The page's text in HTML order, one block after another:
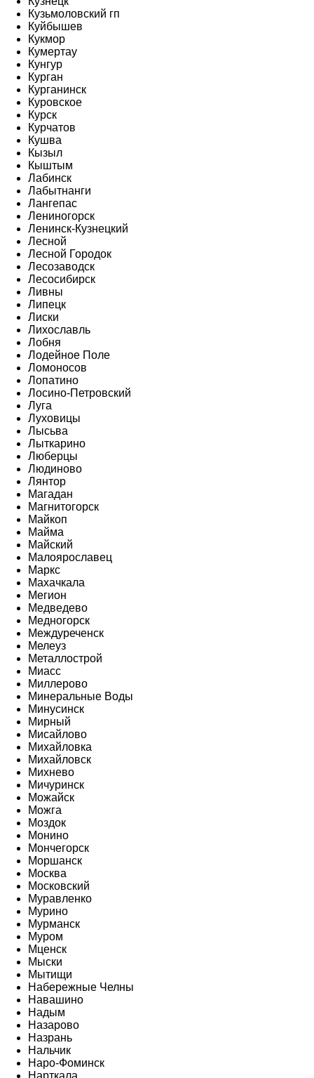
Кузьмоловский гп
Куйбышев
Кукмор
Кумертау
Кунгур
Курган
Курганинск
Куровское
Курск
Курчатов
Кушва
Кызыл
Кыштым
Лабинск
Лабытнанги
Лангепас
Лениногорск
Ленинск-Кузнецкий
Лесной
Лесной Городок
Лесозаводск
Лесосибирск
Ливны
Липецк
Лиски
Лихославль
Лобня
Лодейное Поле
Ломоносов
Лопатино
Лосино-Петровский
Луга
Луховицы
Лысьва
Лыткарино
Люберцы
Людиново
Лянтор
Магадан
Магнитогорск
Майкоп
Майма
Майский
Малоярославец
Маркс
Махачкала
Мегион
Медведево
Медногорск
Междуреченск
Мелеуз
Металлострой
Миасс
Миллерово
Минеральные Воды
Минусинск
Мирный
Мисайлово
Михайловка
Михайловск
Михнево
Мичуринск
Можайск
Можга
Моздок
Монино
Мончегорск
Моршанск
Москва
Московский
Муравленко
Мурино
Мурманск
Муром
Мценск
Мыски
Мытищи
Набережные Челны
Навашино
Надым
Назарово
Назрань
Нальчик
Наро-Фоминск
Нарткала